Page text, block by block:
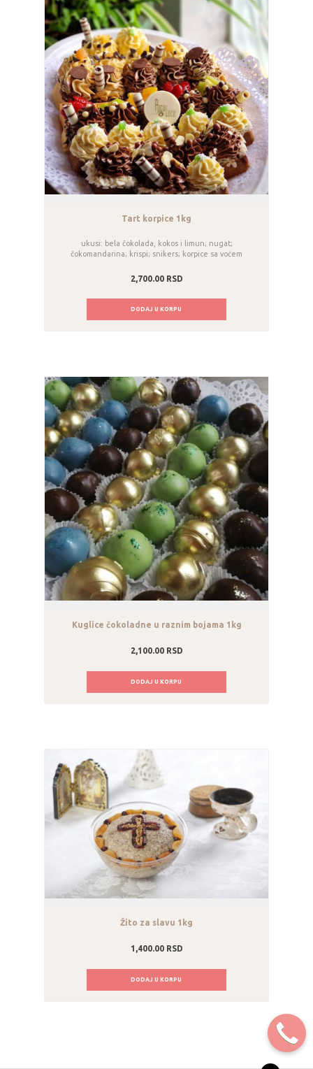
Tart korpice 1kg
ukusi: bela čokolada, kokos i limun; nugat;
čokomandarina; krispi; snikers; korpice sa voćem
2,700.00RSD
DODAJ U KORPU
Kuglice čokoladne u raznim bojama 1kg
2,100.00RSD
DODAJ U KORPU
Žito za slavu 1kg
1,400.00RSD
DODAJ U KORPU